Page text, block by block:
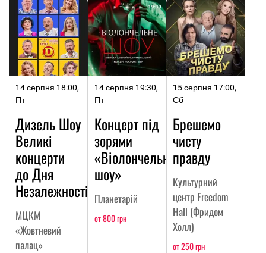
14 серпня 18:00,
Пт
Дизель Шоу
Великі
концерти
до Дня
Незалежності
МЦКМ
«Жовтневий
палац»
14 серпня 19:30,
Пт
Концерт під
зорями
«Віолончельне
шоу»
Планетарій
от 800 грн
15 серпня 17:00,
Сб
Брешемо
чисту
правду
Культурний
центр Freedom
Hall (Фридом
Холл)
от 250 грн